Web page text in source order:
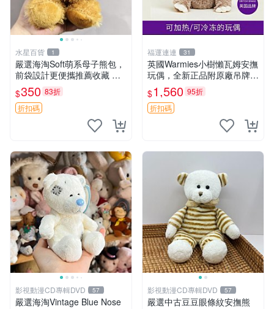
水星百貨 1
嚴選海淘Soft萌系母子熊包，
前袋設計更便攜推薦收藏 母
子熊 軟綿綿 包包
$350 83折
折扣碼
福運連連 31
英國Warmies小樹懶瓦姆安撫
玩偶，全新正品附原廠吊牌與
防塵袋，內藏薰衣草可加熱，
適合各個年齡層，冷暖兩用享
受抱抱樂趣，不容錯過嚴選好
$1,560 95折
折扣碼
影視動漫CD專輯DVD 57
嚴選海淘Vintage Blue Nose
影視動漫CD專輯DVD 57
嚴選中古豆豆眼條紋安撫熊